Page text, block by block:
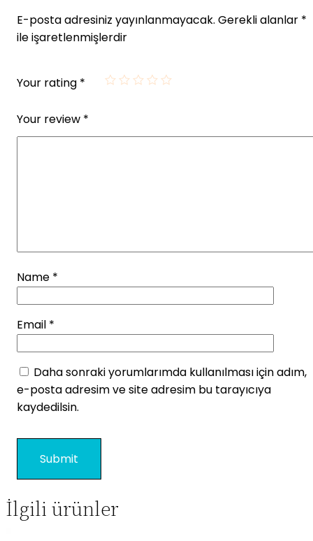
E-posta adresiniz yayınlanmayacak. Gerekli alanlar *
ile işaretlenmişlerdir
Your rating *
Your review *
Name *
Email *
Daha sonraki yorumlarımda kullanılması için adım,
e-posta adresim ve site adresim bu tarayıcıya
kaydedilsin.
İlgili ürünler